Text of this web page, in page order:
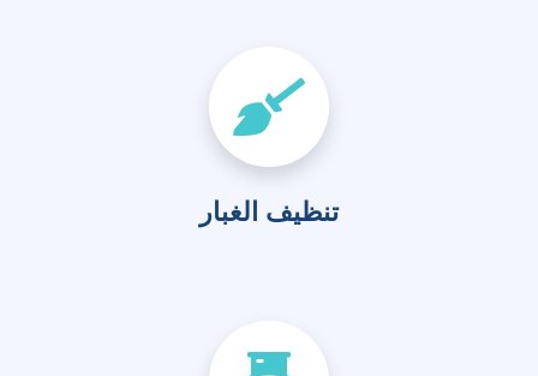
تنظيف الغبار